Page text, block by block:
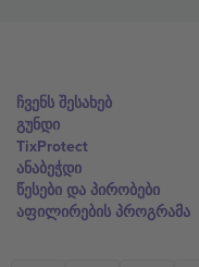
ჩვენს შესახებ
გუნდი
TixProtect
ანაბეჭდი
წესები და პირობები
აფილირების პროგრამა